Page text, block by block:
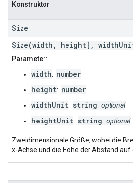
Konstruktor
Size
Size(width, height[,
Parameter:
width: number
height: number
widthUnit: string optional
heightUnit: string optional
Zweidimensionale Größe, wobei die
x-Achse und die Höhe der Abstand auf